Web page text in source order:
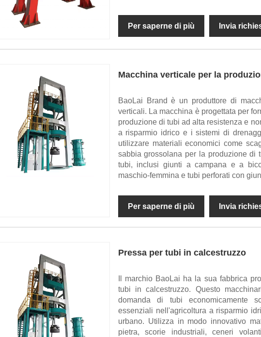
Per saperne di più Invia
Macchina verticale per la
BaoLai Brand è un produttore di
verticali. La macchina è progettata per
produzione di tubi ad alta resistenza e
a risparmio idrico e i sistemi di
utilizzare materiali economici come
sabbia grossolana per la produzione di
tubi, inclusi giunti a campana e a
maschio-femmina e tubi perforati con
Per saperne di più Invia
Pressa per tubi in calcestruzzo
Il marchio BaoLai ha la sua fabbrica
tubi in calcestruzzo. Questo
domanda di tubi economicamente
essenziali nell'agricoltura a risparmio
urbano. Utilizza in modo innovativo
pietra, scorie industriali, ceneri